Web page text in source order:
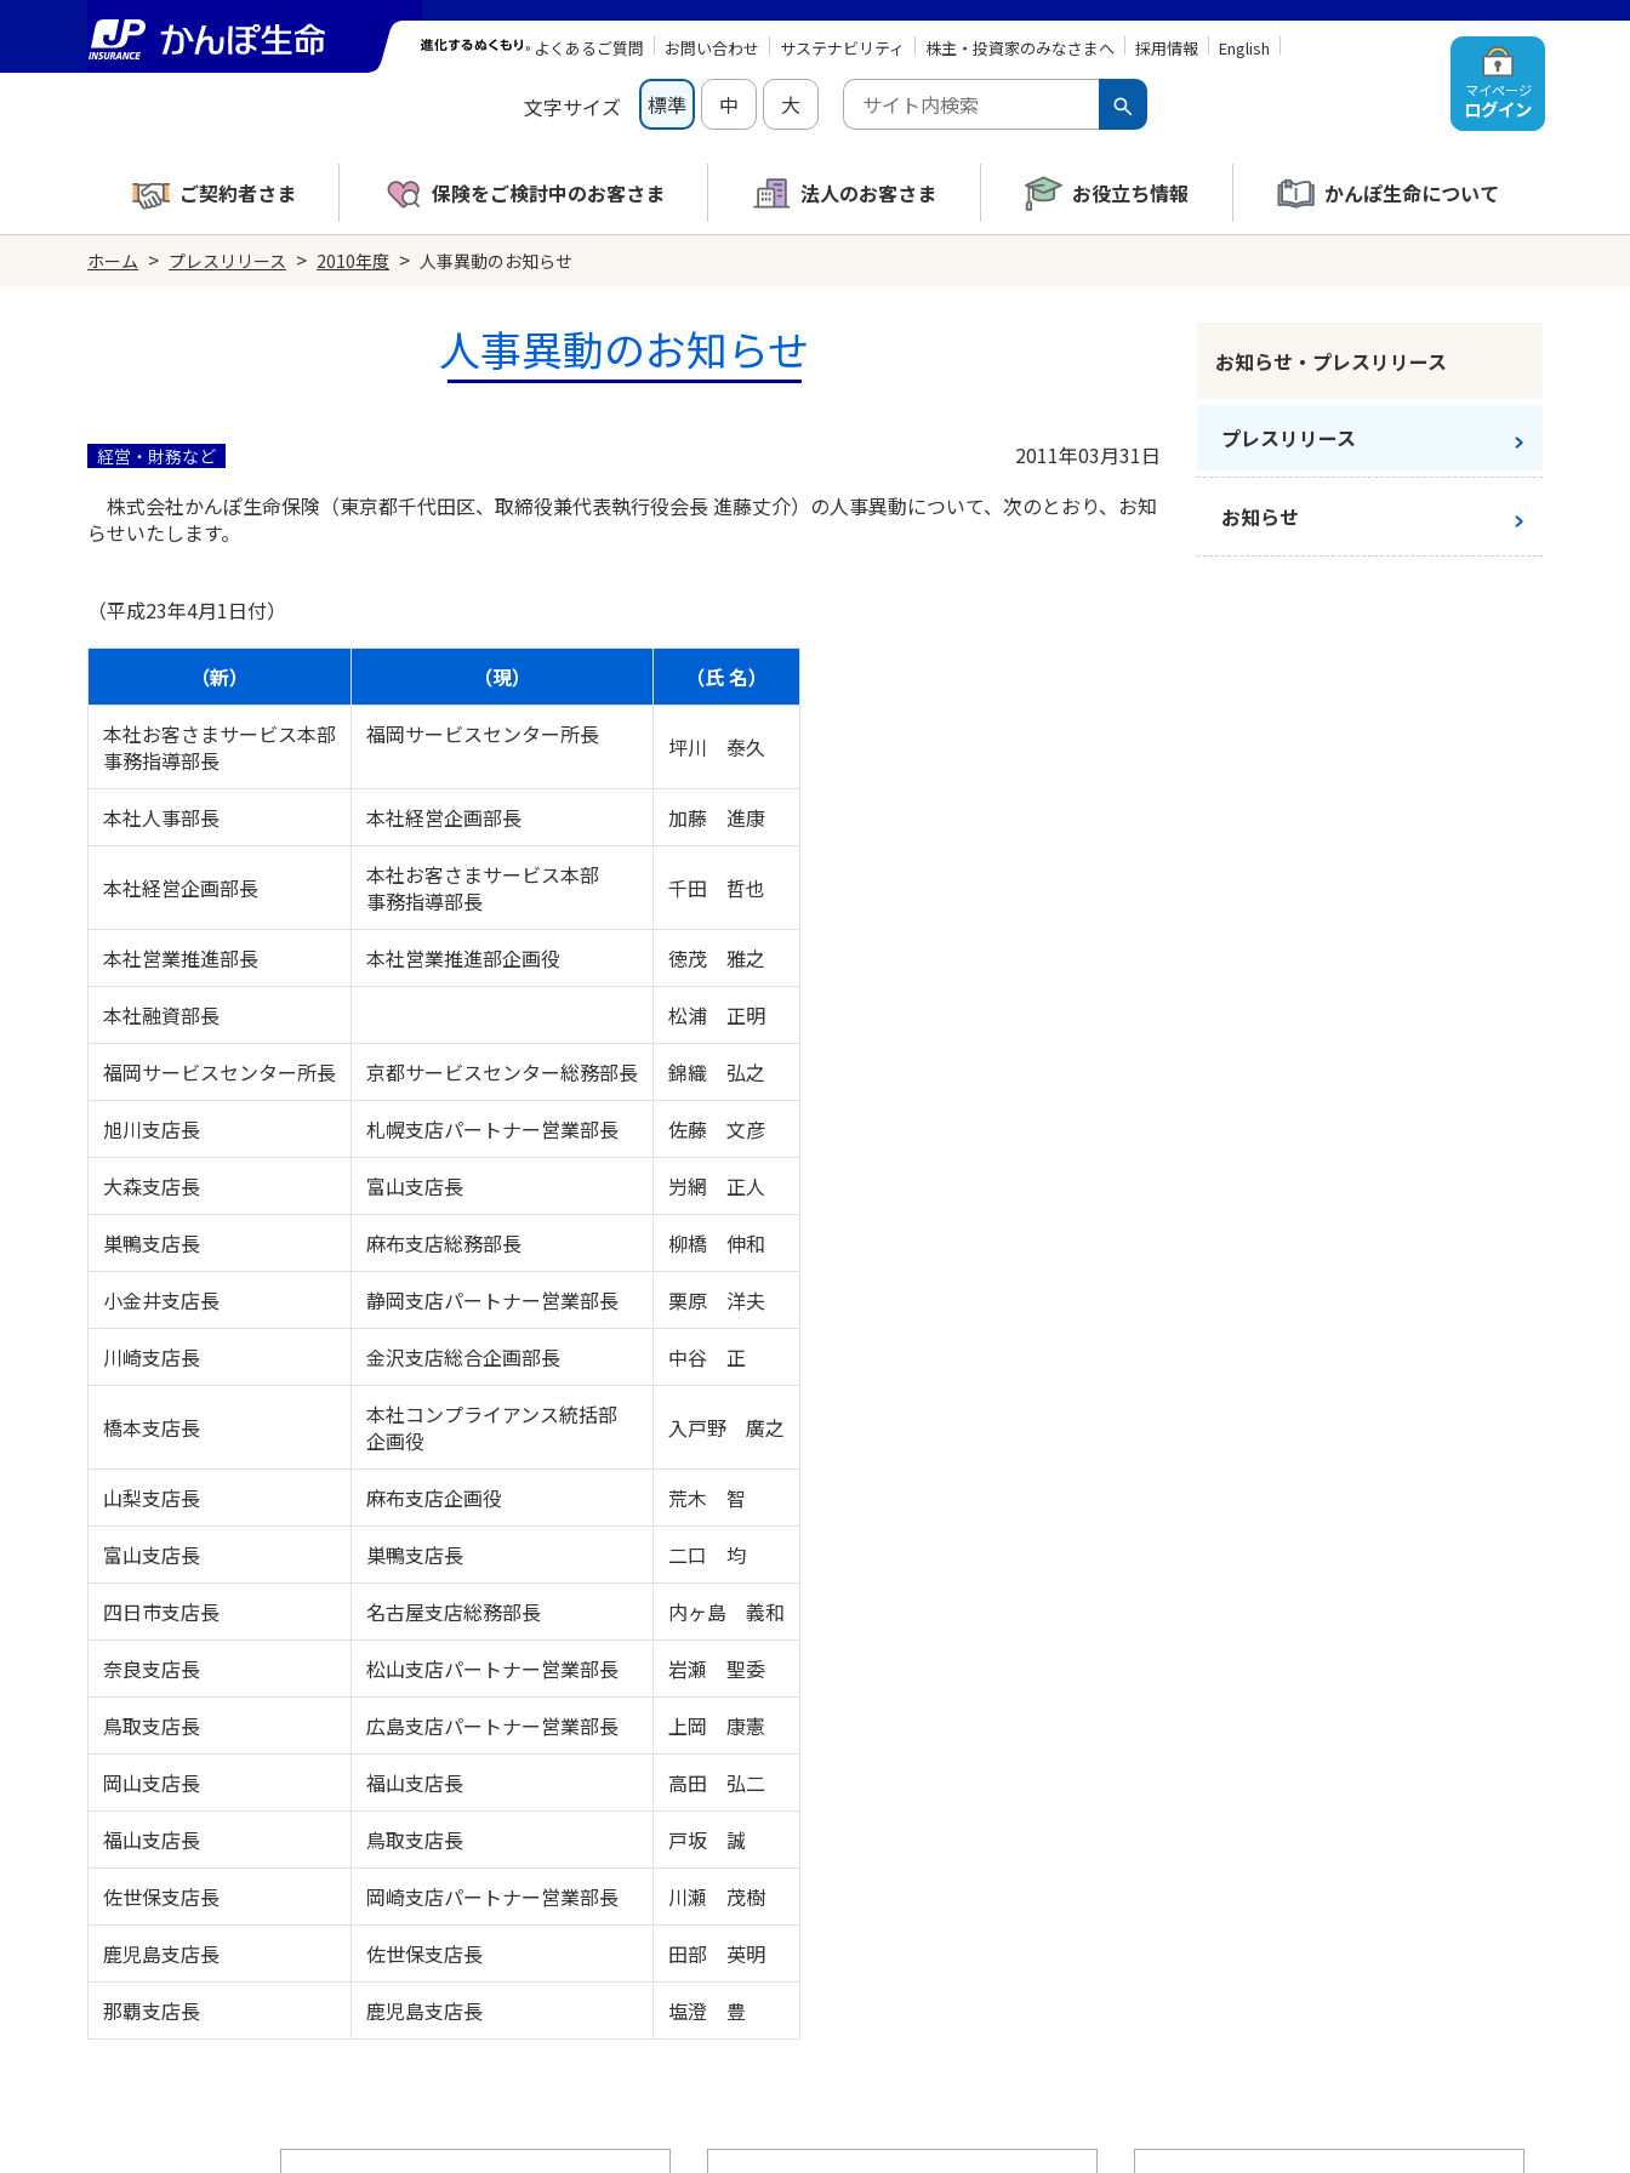
マイページ
ログイン
よくあるご質問 お問い合わせ サステナビリティ 株主・投資家のみなさまへ 採用情報 English
文字サイズ 標準 中 大
ご契約者さま 保険をご検討中のお客さま 法人のお客さま お役立ち情報 かんぽ生命について
ホーム > プレスリリース > 2010年度 > 人事異動のお知らせ
人事異動のお知らせ
経営・財務など
2011年03月31日
株式会社かんぽ生命保険（東京都千代田区、取締役兼代表執行役会長 進藤丈介）の人事異動について、次のとおり、お知
らせいたします。
（平成23年4月1日付）
（新） （現）
（氏 名）
本社お客さまサービス本部
事務指導部長
福岡サービスセンター所長 坪川 泰久
本社人事部長 本社経営企画部長 加藤 進康
本社経営企画部長
本社お客さまサービス本部
事務指導部長
千田 哲也
本社営業推進部長 本社営業推進部企画役
徳茂 雅之
本社融資部長
松浦 正明
福岡サービスセンター所長
京都サービスセンター総務部長
錦織 弘之
旭川支店長
札幌支店パートナー営業部長
佐藤 文彦
大森支店長
富山支店長
屶網 正人
巣鴨支店長
麻布支店総務部長
柳橋 伸和
小金井支店長
静岡支店パートナー営業部長
栗原 洋夫
川崎支店長
金沢支店総合企画部長 中谷 正
橋本支店長
本社コンプライアンス統括部
企画役
入戸野 廣之
山梨支店長 麻布支店企画役
荒木 智
富山支店長
巣鴨支店長
二口 均
四日市支店長
名古屋支店総務部長
内ヶ島 義和
奈良支店長
松山支店パートナー営業部長
岩瀬 聖委
鳥取支店長
広島支店パートナー営業部長
上岡 康憲
岡山支店長
福山支店長
高田 弘二
福山支店長
鳥取支店長
戸坂 誠
佐世保支店長
岡崎支店パートナー営業部長
川瀬 茂樹
鹿児島支店長
佐世保支店長
田部 英明
那覇支店長
鹿児島支店長 塩澄 豊
お知らせ・プレスリリース
プレスリリース
お知らせ